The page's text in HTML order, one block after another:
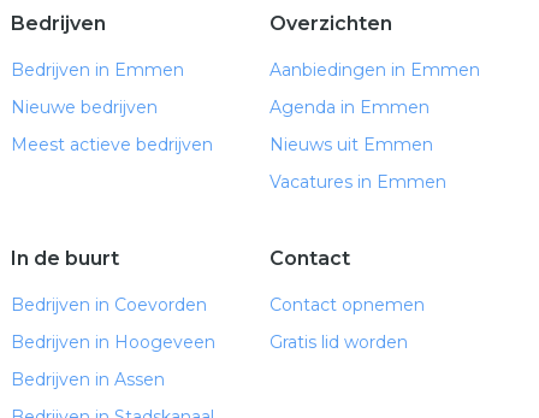
Bedrijven
Bedrijven in Emmen
Nieuwe bedrijven
Meest actieve bedrijven
Overzichten
Aanbiedingen in Emmen
Agenda in Emmen
Nieuws uit Emmen
Vacatures in Emmen
In de buurt
Bedrijven in Coevorden
Bedrijven in Hoogeveen
Bedrijven in Assen
Contact
Contact opnemen
Gratis lid worden